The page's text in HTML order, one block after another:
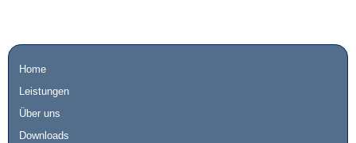
Home
Leistungen
Über uns
Downloads